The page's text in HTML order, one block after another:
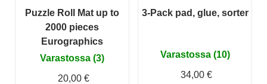
Puzzle Roll Mat up to
2000 pieces
Eurographics
Varastossa (3)
20,00 €
3-Pack pad, glue, sorter
Varastossa (10)
34,00 €